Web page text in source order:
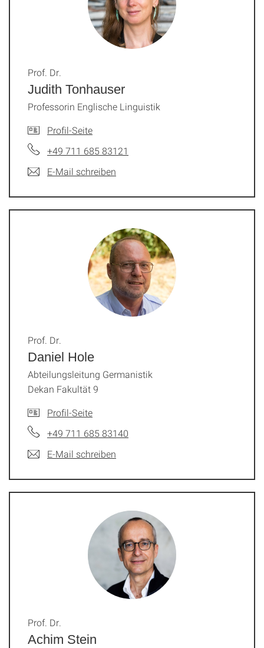
Judith Tonhauser
Prof. Dr.
Professorin Englische Linguistik
Profil-Seite
+49 711 685 83121
E-Mail schreiben
Daniel Hole
Prof. Dr.
Abteilungsleitung Germanistik
Dekan Fakultät 9
Profil-Seite
+49 711 685 83140
E-Mail schreiben
Achim Stein
Prof. Dr.